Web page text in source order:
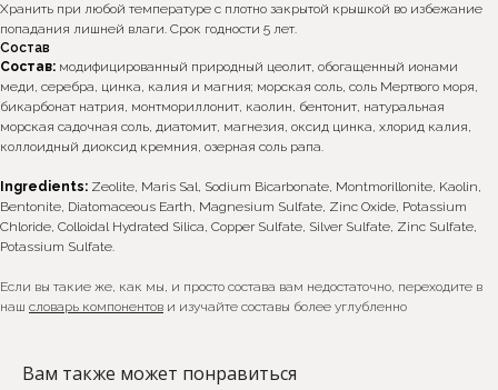
Хранить при любой температуре с плотно закрытой крышкой во избежание
попадания лишней влаги. Срок годности 5 лет.
Состав
Состав: модифицированный природный цеолит, обогащенный ионами
меди, серебра, цинка, калия и магния; морская соль, соль Мертвого моря,
бикарбонат натрия, монтмориллонит, каолин, бентонит, натуральная
морская садочная соль, диатомит, магнезия, оксид цинка, хлорид калия,
коллоидный диоксид кремния, озерная соль рапа.
Ingredients: Zeolite, Maris Sal, Sodium Bicarbonate, Montmorillonite, Kaolin,
Bentonite, Diatomaceous Earth, Magnesium Sulfate, Zinc Oxide, Potassium
Chloride, Colloidal Hydrated Silica, Copper Sulfate, Silver Sulfate, Zinc Sulfate,
Potassium Sulfate.
Если вы такие же, как мы, и просто состава вам недостаточно, переходите в
наш словарь компонентов и изучайте составы более углубленно
Вам также может понравиться
*Интернет-магазин skecobeauty.com не несёт ответственности
за продукцию, купленную на интернет ресурсах (авито,
маркетплейс) и у других консультантов
Подпишитесь на наши новости, обещаем присылать
Ок